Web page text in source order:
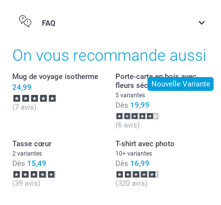
FAQ
On vous recommande aussi
Mug de voyage isotherme
24,99
(7 avis)
Nouvelle Variante
Porte-carte en bois avec
fleurs séchées
5 variantes
Dès 19,99
(6 avis)
Tasse cœur
2 variantes
Dès 15,49
(39 avis)
T-shirt avec photo
10+ variantes
Dès 16,99
(320 avis)